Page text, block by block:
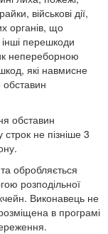
військові дії,
органів, що
перешкоди
непереборною
які навмисне
обставин
обставин
не пізніше 3
обробляється
розподільної
Виконавець не
в програмі